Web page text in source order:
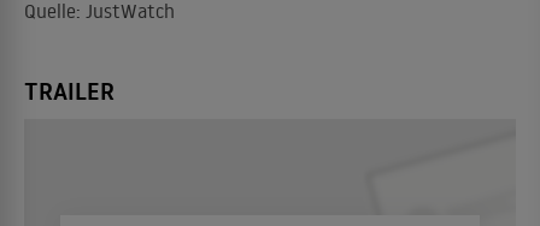
Quelle: JustWatch
TRAILER